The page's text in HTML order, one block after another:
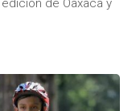
de Oaxaca y